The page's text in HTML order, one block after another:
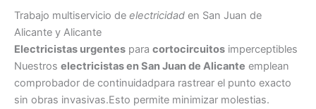
Trabajo multiservicio de electricidad en San Juan de
Alicante y Alicante
Electricistas urgentes para cortocircuitos imperceptibles
Nuestros electricistas en San Juan de Alicante emplean
comprobador de continuidadpara rastrear el punto exacto
sin obras invasivas.Esto permite minimizar molestias.